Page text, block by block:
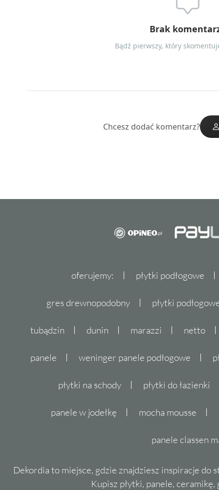
Brak
Bądź pierwszy, który
Chcesz dodać komentarz?
oferujemy: płytki podłogowe
gres drewnopodobny płytki
tubądzin dunin marazzi netto
panele weninger panele podłogowe
płytki na schody płytki do łazienki
panele w jodełkę mocha mousse
panele classen
Dekordia to miejsce, gdzie znajdziesz inspiracje do
Kupisz płytki, panele,